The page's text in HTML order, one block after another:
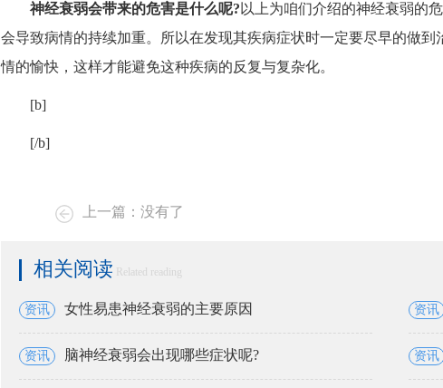
神经衰弱会带来的危害是什么呢? 以上为咱们介绍的神经衰弱的
会导致病情的持续加重。所以在发现其疾病症状时一定要尽早的做
情的愉快，这样才能避免这种疾病的反复与复杂化。
[b]
[/b]
上一篇：没有了
相关阅读 Related reading
资讯 女性易患神经衰弱的主要原因
资讯 脑神经衰弱会出现哪些症状呢?
资讯
资讯